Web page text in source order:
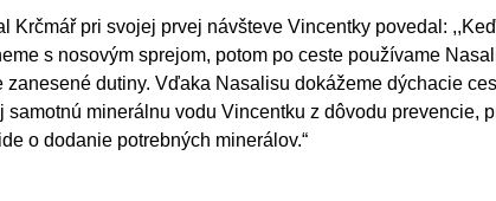
pri svojej prvej návšteve Vincentky povedal: ,,Keď
s nosovým sprejom, potom po ceste používame
dutiny. Vďaka Nasalisu dokážeme dýchacie
minerálnu vodu Vincentku z dôvodu prevencie,
o dodanie potrebných minerálov.“